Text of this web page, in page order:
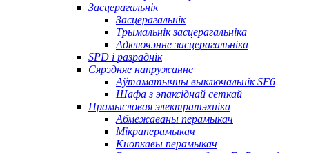
Засцерагальнік
Засцерагальнік
Трымальнік засцерагальніка
Адключэнне засцерагальніка
SPD і разраднік
Сярэдняе напружанне
Аўтаматычны выключальнік SF6
Шафа з эпаксіднай сеткай
Прамысловая электратэхніка
Абмежаваны перамыкач
Мікраперамыкач
Кнопкавы перамыкач